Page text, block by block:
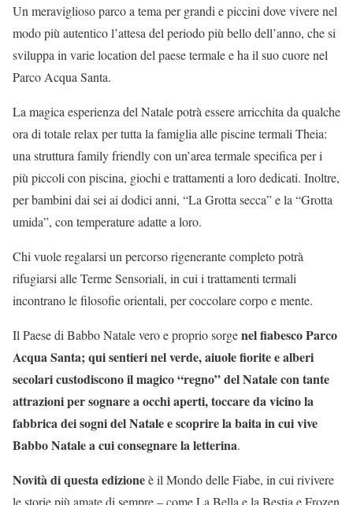
Un meraviglioso parco a tema per grandi e piccini dove vivere nel
modo più autentico l’attesa del periodo più bello dell’anno, che si
sviluppa in varie location del paese termale e ha il suo cuore nel
Parco Acqua Santa.
La magica esperienza del Natale potrà essere arricchita da qualche
ora di totale relax per tutta la famiglia alle piscine termali Theia:
una struttura family friendly con un’area termale specifica per i
più piccoli con piscina, giochi e trattamenti a loro dedicati. Inoltre,
per bambini dai sei ai dodici anni, “La Grotta secca” e la “Grotta
umida”, con temperature adatte a loro.
Chi vuole regalarsi un percorso rigenerante completo potrà
rifugiarsi alle Terme Sensoriali, in cui i trattamenti termali
incontrano le filosofie orientali, per coccolare corpo e mente.
Il Paese di Babbo Natale vero e proprio sorgenel fiabesco Parco
Acqua Santa; qui sentieri nel verde, aiuole fiorite e alberi
secolari custodiscono il magico “regno” del Natale con tante
attrazioni per sognare a occhi aperti, toccare da vicino la
fabbrica dei sogni del Natale e scoprire la baita in cui vive
Babbo Natale a cui consegnare la letterina.
Novità di questa edizioneè il Mondo delle Fiabe, in cui rivivere